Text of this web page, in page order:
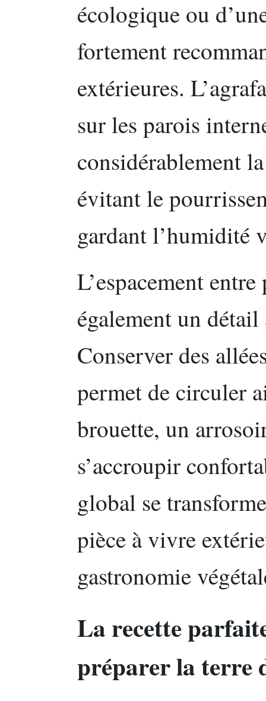
écologique ou
fortement
extérieures.
sur les parois
considérablement
évitant le
gardant l’humidité
L’espacement
également un
Conserver des
permet de circuler
brouette, un
s’accroupir
global se
pièce à vivre
gastronomie
La recette
préparer la terre